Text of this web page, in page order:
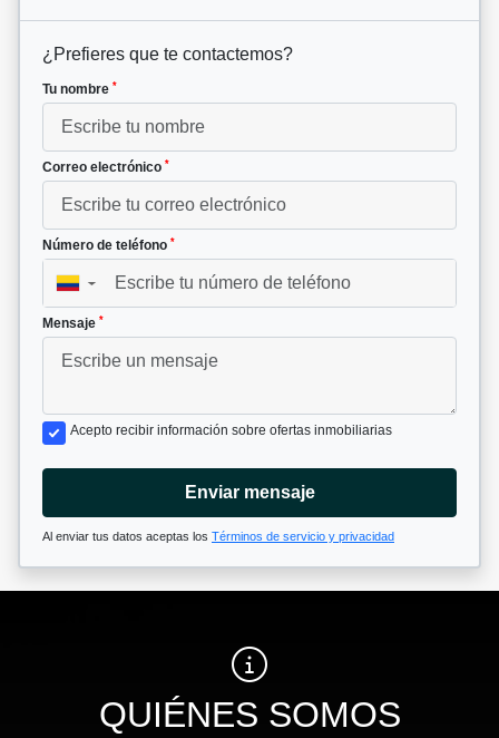
¿Prefieres que te contactemos?
Tu nombre *
Correo electrónico *
Número de teléfono *
▼
Mensaje *
Acepto recibir información sobre ofertas inmobiliarias
Enviar mensaje
Al enviar tus datos aceptas los Términos de servicio y privacidad
QUIÉNES SOMOS